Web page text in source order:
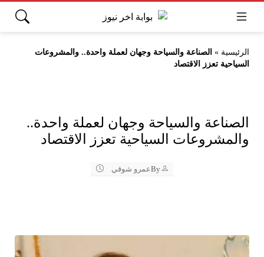
الرئيسية » الصناعة والسياحة وجهان لعملة واحدة.. والمشروعات
السياحية تعزز الاقتصاد
الصناعة والسياحة وجهان لعملة واحدة..
والمشروعات السياحية تعزز الاقتصاد
Byعمرو شوقي